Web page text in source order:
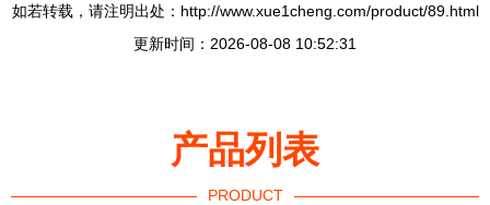
如若转载，请注明出处：http://www.xue1cheng.com/product/89.html
更新时间：2026-08-08 10:52:31
产品列表
PRODUCT